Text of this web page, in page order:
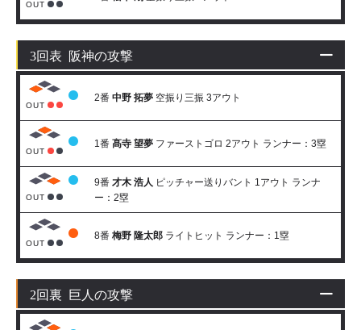
OUT
3回表 阪神の攻撃
OUT
2番 中野 拓夢 空振り三振 3アウト
OUT
1番 髙寺 望夢 ファーストゴロ 2アウト ランナー：3塁
OUT
9番 才木 浩人 ピッチャー送りバント 1アウト ランナ
ー：2塁
OUT
8番 梅野 隆太郎 ライトヒット ランナー：1塁
2回裏 巨人の攻撃